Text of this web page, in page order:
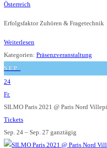
Erfolgsfaktor Zuhören & Fragetechnik
Weiterlesen
Kategorien: Präsenzveranstaltung
SEP.
24
Fr.
SILMO Paris 2021 @ Paris Nord
Tickets
Sep. 24 – Sep. 27 ganztägig